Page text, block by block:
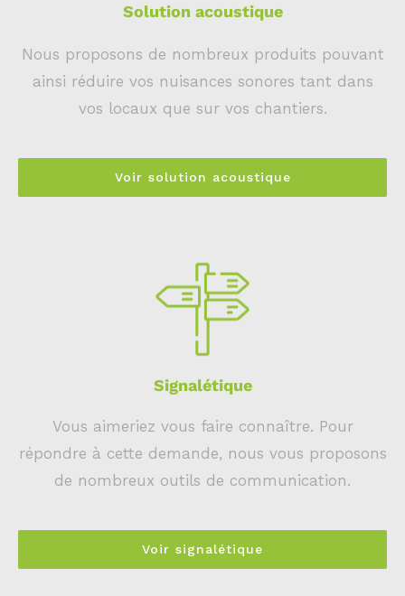
Solution acoustique
Nous proposons de nombreux produits pouvant
ainsi réduire vos nuisances sonores tant dans
vos locaux que sur vos chantiers.
Voir solution acoustique
Signalétique
Vous aimeriez vous faire connaître. Pour
répondre à cette demande, nous vous proposons
de nombreux outils de communication.
Voir signalétique